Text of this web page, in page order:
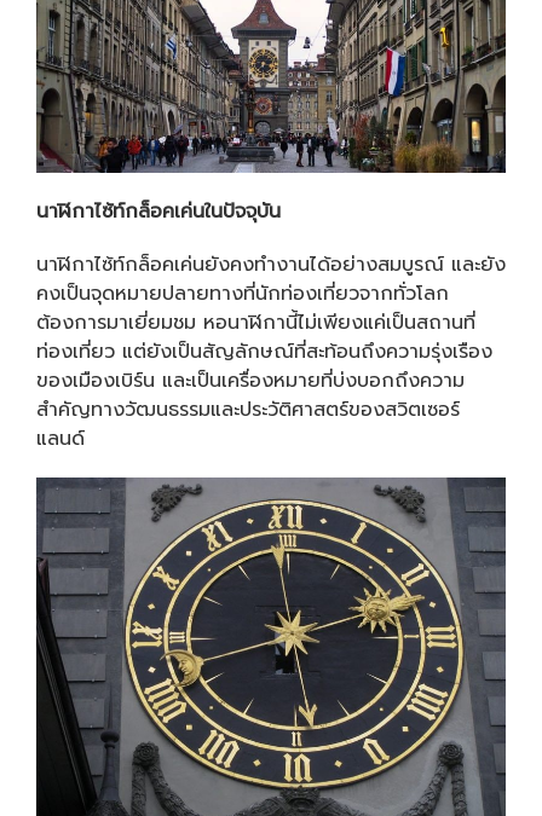
นาฬิกาไซ้ท์กล็อคเค่นในปัจจุบัน
นาฬิกาไซ้ท์กล็อคเค่นยังคงทำงานได้อย่างสมบูรณ์ และยัง
คงเป็นจุดหมายปลายทางที่นักท่องเที่ยวจากทั่วโลก
ต้องการมาเยี่ยมชม หอนาฬิกานี้ไม่เพียงแค่เป็นสถานที่
ท่องเที่ยว แต่ยังเป็นสัญลักษณ์ที่สะท้อนถึงความรุ่งเรือง
ของเมืองเบิร์น และเป็นเครื่องหมายที่บ่งบอกถึงความ
สำคัญทางวัฒนธรรมและประวัติศาสตร์ของสวิตเซอร์
แลนด์